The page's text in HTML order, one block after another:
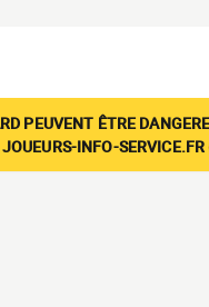
PEUVENT ÊTRE
INFO-